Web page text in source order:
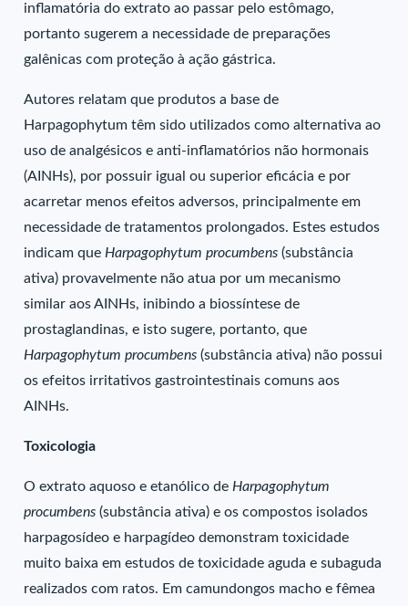
inflamatória do extrato ao passar pelo estômago,
portanto sugerem a necessidade de preparações
galênicas com proteção à ação gástrica.
Autores relatam que produtos a base de
Harpagophytum têm sido utilizados como alternativa ao
uso de analgésicos e anti-inflamatórios não hormonais
(AINHs), por possuir igual ou superior eficácia e por
acarretar menos efeitos adversos, principalmente em
necessidade de tratamentos prolongados. Estes estudos
indicam que Harpagophytum procumbens (substância
ativa) provavelmente não atua por um mecanismo
similar aos AINHs, inibindo a biossíntese de
prostaglandinas, e isto sugere, portanto, que
Harpagophytum procumbens (substância ativa) não possui
os efeitos irritativos gastrointestinais comuns aos
AINHs.
Toxicologia
O extrato aquoso e etanólico de Harpagophytum
procumbens(substância ativa) e os compostos isolados
harpagosídeo e harpagídeo demonstram toxicidade
muito baixa em estudos de toxicidade aguda e subaguda
realizados com ratos. Em camundongos macho e fêmea